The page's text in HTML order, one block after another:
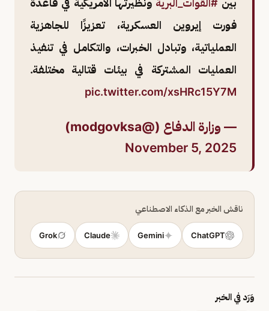
بين #القوات_البرية ونظيرتها الأمريكية في قاعدة
فورت إيروين العسكرية، تعزيزًا للجاهزية
العملياتية، وتبادل الخبرات، والتكامل في تنفيذ
العمليات المشتركة في بيئات قتالية مختلفة.
pic.twitter.com/xsHRc15Y7M
— وزارة الدفاع (@modgovksa)
November 5, 2025
ناقش الخبر مع الذكاء الاصطناعي
ChatGPT
Gemini
Claude
Grok
وَرَد في الخبر